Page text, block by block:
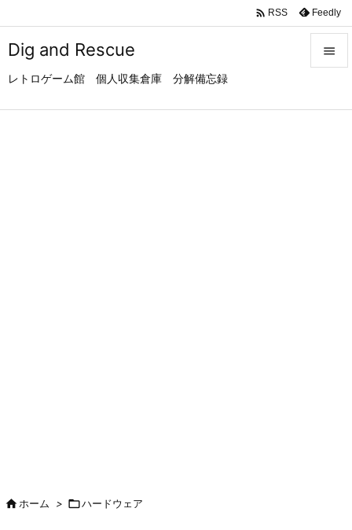
Dig and Rescue
レトロゲーム館 個人収集倉庫 分解備忘録

 RSS Feedly
ホーム > ハードウェア